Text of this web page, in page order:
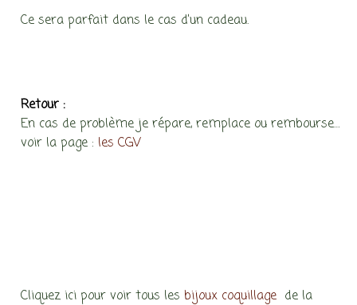
Ce sera parfait dans le cas d’un cadeau.
Retour :
En cas de problème je répare, remplace ou rembourse…
voir la page : les CGV
Cliquez ici pour voir tous les bijoux coquillage de la